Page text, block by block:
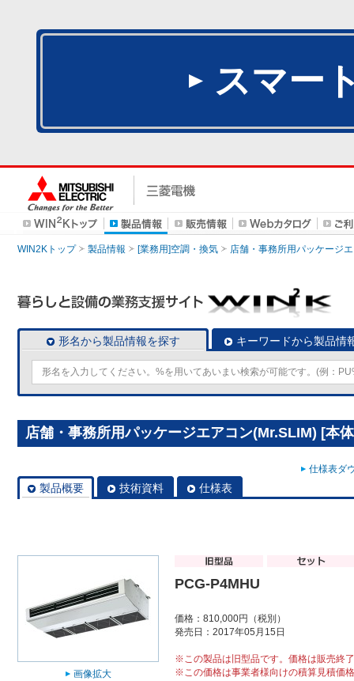
スマー
WIN2Kトップ 製品情報 [業務用]空調・換気 店舗・事務所用パッケージ
形名から製品情報を探す キーワードから製品情
店舗・事務所用パッケージエアコン(Mr.SLIM) [本
仕様表ダ
製品概要 技術資料 仕様表
画像拡大
PCG-P4MHU
価格：810,000円（税別）
発売日：2017年05月15日
※この製品は旧型品です。価格は販売終
※この価格は事業者様向けの積算見積価